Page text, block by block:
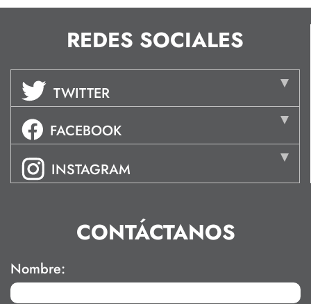
REDES SOCIALES
TWITTER
FACEBOOK
INSTAGRAM
CONTÁCTANOS
Nombre: